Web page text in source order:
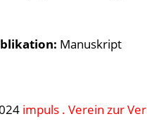
Manuskript
impuls . Verein zur